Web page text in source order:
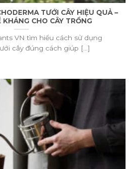
TƯỚI CÂY HIỆU QUẢ –
CHO CÂY TRỒNG
VN tìm hiểu cách sử dụng
cây đúng cách giúp [...]